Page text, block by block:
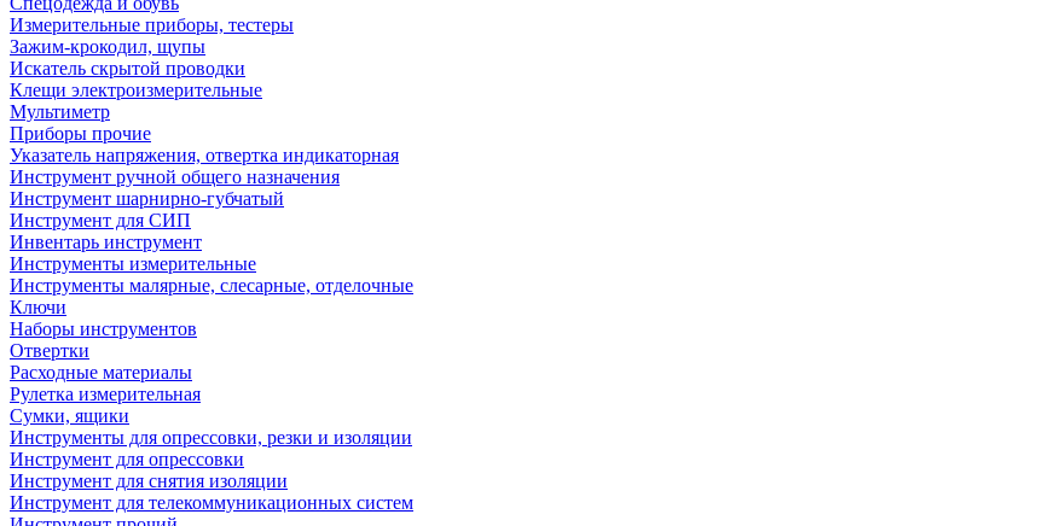
Измерительные приборы, тестеры
Зажим-крокодил, щупы
Искатель скрытой проводки
Клещи электроизмерительные
Мультиметр
Приборы прочие
Указатель напряжения, отвертка индикаторная
Инструмент ручной общего назначения
Инструмент шарнирно-губчатый
Инструмент для СИП
Инвентарь инструмент
Инструменты измерительные
Инструменты малярные, слесарные, отделочные
Ключи
Наборы инструментов
Отвертки
Расходные материалы
Рулетка измерительная
Сумки, ящики
Инструменты для опрессовки, резки и изоляции
Инструмент для опрессовки
Инструмент для снятия изоляции
Инструмент для телекоммуникационных систем